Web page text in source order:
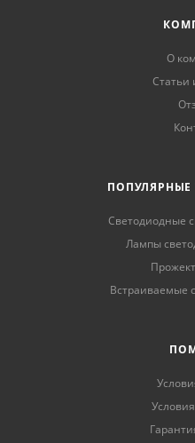
О
Статьи
ПОПУЛЯРНЫЕ
Светодиодные
Лампы
Встраиваемые